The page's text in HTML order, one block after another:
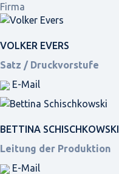
Firma
VOLKER EVERS
Satz / Druckvorstufe
E-Mail
BETTINA SCHISCHKOWSKI
Leitung der Produktion
E-Mail